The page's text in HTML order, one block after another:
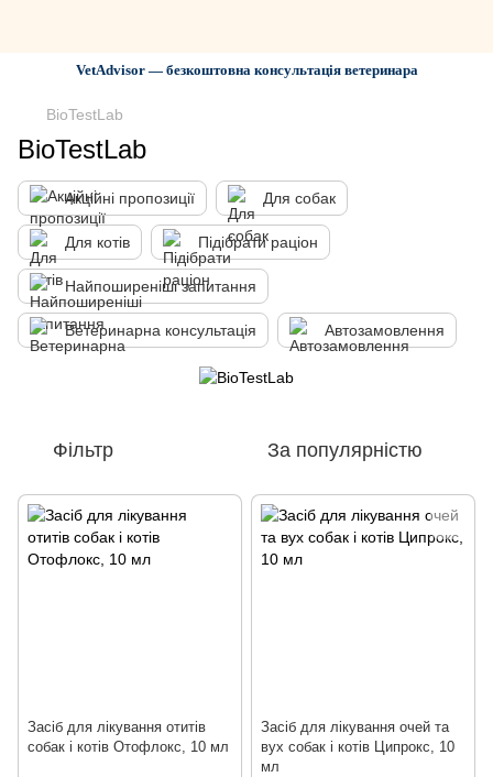
VetAdvisor — безкоштовна консультація ветеринара
BioTestLab
BioTestLab
Акційні пропозиції Для собак
Для котів Підібрати раціон
Найпоширеніші запитання
Ветеринарна консультація Автозамовлення
Фільтр За популярністю
Засіб для лікування отитів
собак і котів Отофлокс, 10 мл
Засіб для лікування очей та
вух собак і котів Ципрокс, 10
мл